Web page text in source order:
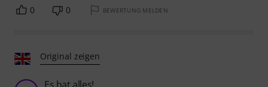
0 0 BEWERTUNG MELDEN
Original zeigen
Es hat alles!